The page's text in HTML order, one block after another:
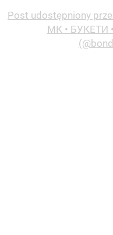
Post udostępniony
МК • БУКЕТИ